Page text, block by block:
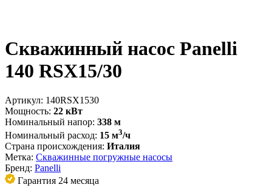
Скважинный насос Panelli
140 RSX15/30
Артикул: 140RSX1530
Мощность: 22 кВт
Номинальный напор: 338 м
Номинальный расход: 15 м3/ч
Страна происхождения: Италия
Метка: Скважинные погружные насосы
Бренд: Panelli
Гарантия 24 месяца